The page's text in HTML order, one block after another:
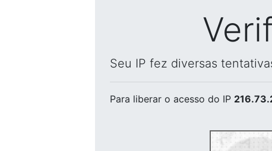
Seu IP fez diversas
Para liberar o acesso do IP